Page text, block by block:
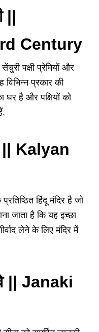
||
Century
पक्षी प्रेमियों और
विभिन्न प्रकार की
घर है और पक्षियों को
|| Kalyan
हिंदू मंदिर है जो
जाता है कि यह इच्छा
लेने के लिए मंदिर में
|| Janaki